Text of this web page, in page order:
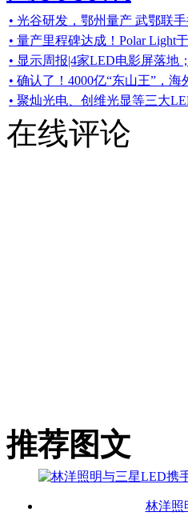
• 光谷研发，鄂州量产 武鄂联
• 量产里程碑达成！Polar Light
• 显示周报|4家LED电影屏落地
• 确认了！4000亿“东山王”，
• 聚灿光电、创维光显等三大
在线评论
推荐图文
林洋照